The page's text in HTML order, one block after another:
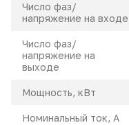
Число фаз/
напряжение на входе
Число фаз/
напряжение на
выходе
Мощность, кВт
Номинальный ток, A